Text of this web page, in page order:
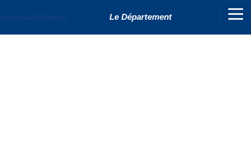
Le Département